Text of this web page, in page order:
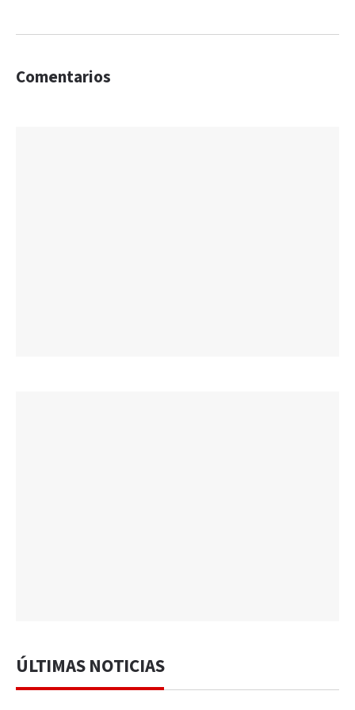
Comentarios
ÚLTIMAS NOTICIAS